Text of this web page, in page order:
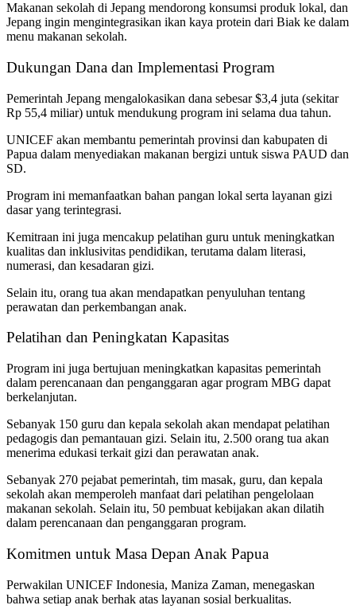
Makanan sekolah di Jepang mendorong konsumsi produk lokal, dan
Jepang ingin mengintegrasikan ikan kaya protein dari Biak ke dalam
menu makanan sekolah.
Dukungan Dana dan Implementasi Program
Pemerintah Jepang mengalokasikan dana sebesar $3,4 juta (sekitar
Rp 55,4 miliar) untuk mendukung program ini selama dua tahun.
UNICEF akan membantu pemerintah provinsi dan kabupaten di
Papua dalam menyediakan makanan bergizi untuk siswa PAUD dan
SD.
Program ini memanfaatkan bahan pangan lokal serta layanan gizi
dasar yang terintegrasi.
Kemitraan ini juga mencakup pelatihan guru untuk meningkatkan
kualitas dan inklusivitas pendidikan, terutama dalam literasi,
numerasi, dan kesadaran gizi.
Selain itu, orang tua akan mendapatkan penyuluhan tentang
perawatan dan perkembangan anak.
Pelatihan dan Peningkatan Kapasitas
Program ini juga bertujuan meningkatkan kapasitas pemerintah
dalam perencanaan dan penganggaran agar program MBG dapat
berkelanjutan.
Sebanyak 150 guru dan kepala sekolah akan mendapat pelatihan
pedagogis dan pemantauan gizi. Selain itu, 2.500 orang tua akan
menerima edukasi terkait gizi dan perawatan anak.
Sebanyak 270 pejabat pemerintah, tim masak, guru, dan kepala
sekolah akan memperoleh manfaat dari pelatihan pengelolaan
makanan sekolah. Selain itu, 50 pembuat kebijakan akan dilatih
dalam perencanaan dan penganggaran program.
Komitmen untuk Masa Depan Anak Papua
Perwakilan UNICEF Indonesia, Maniza Zaman, menegaskan
bahwa setiap anak berhak atas layanan sosial berkualitas.